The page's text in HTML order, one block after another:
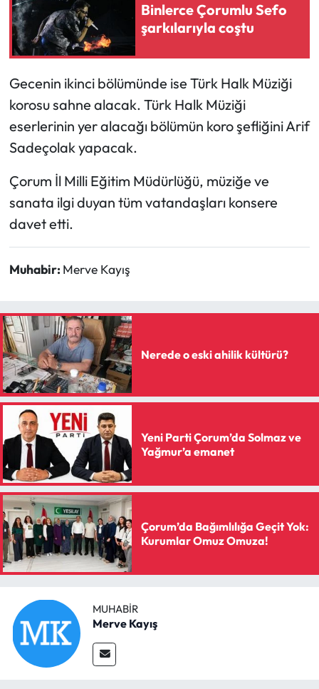
Binlerce Çorumlu Sefo
şarkılarıyla coştu
Gecenin ikinci bölümünde ise Türk Halk Müziği
korosu sahne alacak. Türk Halk Müziği
eserlerinin yer alacağı bölümün koro şefliğini Arif
Sadeçolak yapacak.
Çorum İl Milli Eğitim Müdürlüğü, müziğe ve
sanata ilgi duyan tüm vatandaşları konsere
davet etti.
Muhabir: Merve Kayış
Nerede o eski ahilik kültürü?
Yeni Parti Çorum’da Solmaz ve
Yağmur’a emanet
Çorum’da Bağımlılığa Geçit Yok:
Kurumlar Omuz Omuza!
MUHABIR
Merve Kayış
Sağlık
Siyaset
Spor
Sungurlu Haberleri
Uğurludağ Haberleri
Yayla Haber
Yerel Haberler